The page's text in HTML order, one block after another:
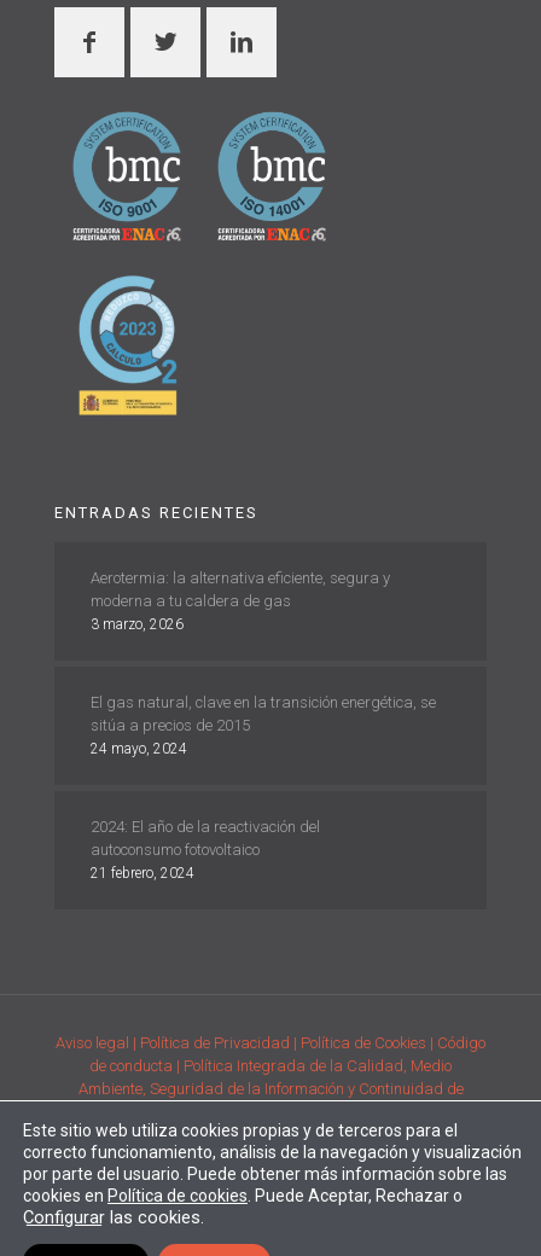
ENTRADAS RECIENTES
Aerotermia: la alternativa eficiente, segura y
moderna a tu caldera de gas
3 marzo, 2026
El gas natural, clave en la transición energética, se
sitúa a precios de 2015
24 mayo, 2024
2024: El año de la reactivación del
autoconsumo fotovoltaico
21 febrero, 2024
Aviso legal | Política de Privacidad | Política de Cookies | Código
de conducta | Política Integrada de la Calidad, Medio
Ambiente, Seguridad de la Información y Continuidad de
de productos| Comunicación de requisitos ambientales y de
prestación del servicio
Desarrollado porAlpe Creativa| Enertec forma parte delGrupo
Este sitio web utiliza cookies propias y de terceros para el
correcto funcionamiento, análisis de la navegación y visualización
por parte del usuario. Puede obtener más información sobre las
cookies en Política de cookies . Puede Aceptar, Rechazar o
Configurar las cookies.